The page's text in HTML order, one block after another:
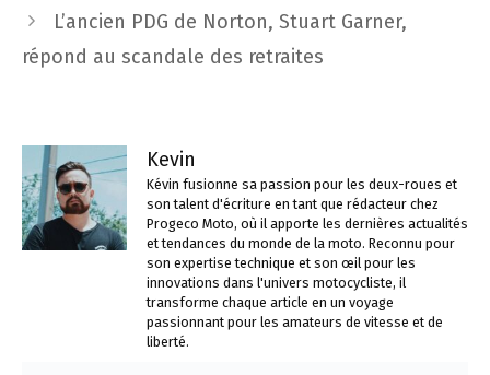
L’ancien PDG de Norton, Stuart Garner,
répond au scandale des retraites
Kevin
Kévin fusionne sa passion pour les deux-roues et
son talent d'écriture en tant que rédacteur chez
Progeco Moto, où il apporte les dernières actualités
et tendances du monde de la moto. Reconnu pour
son expertise technique et son œil pour les
innovations dans l'univers motocycliste, il
transforme chaque article en un voyage
passionnant pour les amateurs de vitesse et de
liberté.